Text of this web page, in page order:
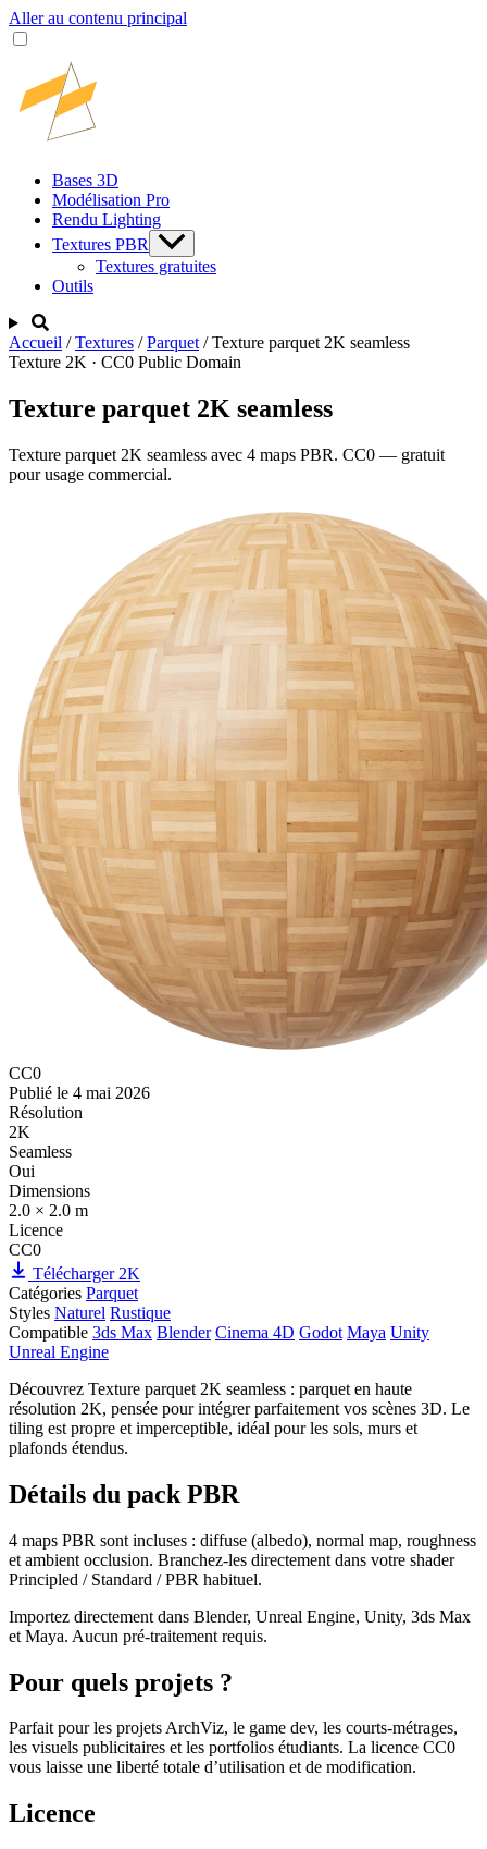
Aller au contenu principal
Bases 3D
Modélisation Pro
Rendu Lighting
Textures PBR
Textures gratuites
Outils
Accueil / Textures / Parquet / Texture parquet 2K seamless
Texture 2K · CC0 Public Domain
Texture parquet 2K seamless
Texture parquet 2K seamless avec 4 maps PBR. CC0 — gratuit
pour usage commercial.
CC0
Publié le 4 mai 2026
Résolution
2K
Seamless
Oui
Dimensions
2.0 × 2.0 m
Licence
CC0
Télécharger 2K
Catégories Parquet
Styles Naturel Rustique
Compatible 3ds Max Blender Cinema 4D Godot Maya Unity
Unreal Engine
Découvrez Texture parquet 2K seamless : parquet en haute
résolution 2K, pensée pour intégrer parfaitement vos scènes 3D. Le
tiling est propre et imperceptible, idéal pour les sols, murs et
plafonds étendus.
Détails du pack PBR
4 maps PBR sont incluses : diffuse (albedo), normal map, roughness
et ambient occlusion. Branchez-les directement dans votre shader
Principled / Standard / PBR habituel.
Importez directement dans Blender, Unreal Engine, Unity, 3ds Max
et Maya. Aucun pré-traitement requis.
Pour quels projets ?
Parfait pour les projets ArchViz, le game dev, les courts-métrages,
les visuels publicitaires et les portfolios étudiants. La licence CC0
vous laisse une liberté totale d’utilisation et de modification.
Licence